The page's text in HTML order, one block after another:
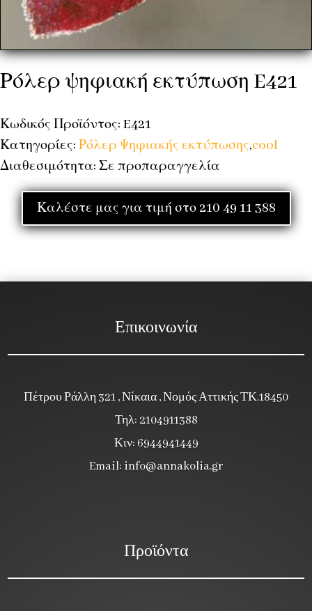
Ρόλερ ψηφιακή εκτύπωση E421
Κωδικός Προϊόντος: E421
Κατηγορίες: Ρόλερ Ψηφιακής εκτύπωσης,cool
Διαθεσιμότητα: Σε προπαραγγελία
Καλέστε μας για τιμή στο 210 49 11 388
Επικοινωνία
Πέτρου Ράλλη 321 , Νίκαια , Νομός Αττικής ΤΚ.18450
Τηλ: 2104911388
Κιν: 6944941449
Email: info@annakolia.gr
Προϊόντα